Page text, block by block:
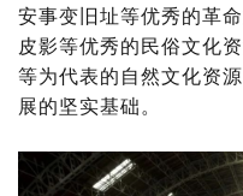
安事变旧址等优秀的革
皮影等优秀的民俗文化
等为代表的自然文化资
展的坚实基础。